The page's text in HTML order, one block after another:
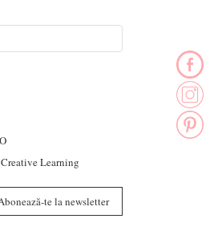
Learning
te la newsletter